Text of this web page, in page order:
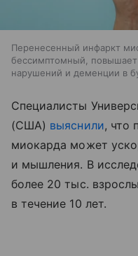
Перенесенный инфаркт
бессимптомный, повышает
нарушений и деменции в
Специалисты
(США) выяснили, что
миокарда может
и мышления. В
более 20 тыс.
в течение 10 лет.